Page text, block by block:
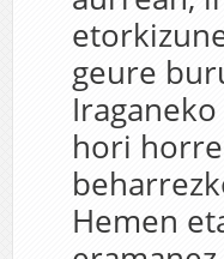
geure
hori
Hemen